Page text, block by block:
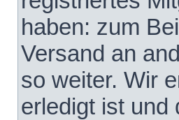
haben: zum
Versand an
so weiter. Wir
erledigt ist und